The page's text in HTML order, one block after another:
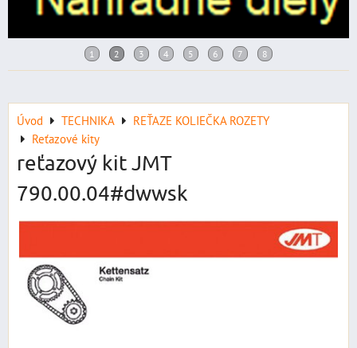
Úvod TECHNIKA
REŤAZE KOLIEČKA ROZETY
Reťazové kity
reťazový kit JMT
790.00.04#dwwsk